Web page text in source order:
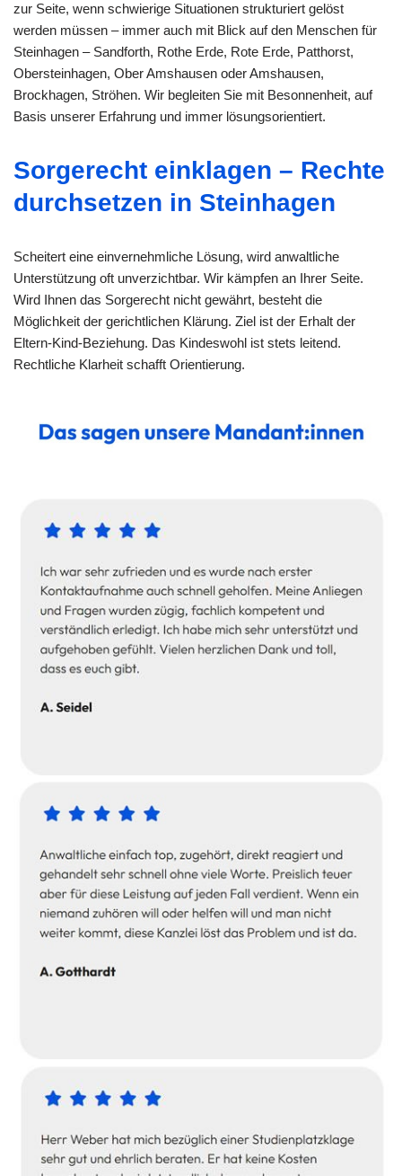
zur Seite, wenn schwierige Situationen strukturiert gelöst
werden müssen – immer auch mit Blick auf den Menschen für
Steinhagen – Sandforth, Rothe Erde, Rote Erde, Patthorst,
Obersteinhagen, Ober Amshausen oder Amshausen,
Brockhagen, Ströhen. Wir begleiten Sie mit Besonnenheit, auf
Basis unserer Erfahrung und immer lösungsorientiert.
Sorgerecht einklagen – Rechte
durchsetzen in Steinhagen
Scheitert eine einvernehmliche Lösung, wird anwaltliche
Unterstützung oft unverzichtbar. Wir kämpfen an Ihrer Seite.
Wird Ihnen das Sorgerecht nicht gewährt, besteht die
Möglichkeit der gerichtlichen Klärung. Ziel ist der Erhalt der
Eltern-Kind-Beziehung. Das Kindeswohl ist stets leitend.
Rechtliche Klarheit schafft Orientierung.